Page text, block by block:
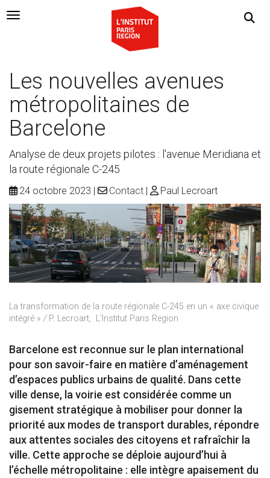
Navigation Toggle
Les nouvelles avenues
métropolitaines de
Barcelone
Analyse de deux projets pilotes : l'avenue Meridiana et
la route régionale C-245
24 octobre 2023 Contact Paul Lecroart
La transformation de la route régionale C-245 en un « axe civique
intégré » / P. Lecroart, L’Institut Paris Region
Barcelone est reconnue sur le plan international
pour son savoir-faire en matière d’aménagement
d’espaces publics urbains de qualité. Dans cette
ville dense, la voirie est considérée comme un
gisement stratégique à mobiliser pour donner la
priorité aux modes de transport durables, répondre
aux attentes sociales des citoyens et rafraîchir la
ville. Cette approche se déploie aujourd’hui à
l’échelle métropolitaine : elle intègre apaisement du